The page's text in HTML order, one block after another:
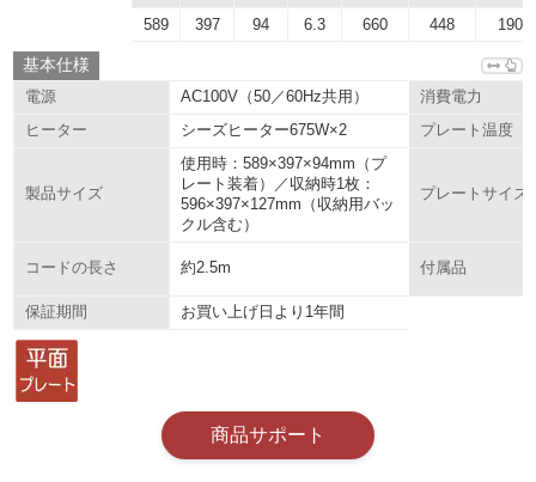
589 397 94 6.3 660 448 190
基本仕様
電源 AC100V（50／60Hz共用）
消費電力
ヒーター
シーズヒーター675W×2 プレート温度
製品サイズ
使用時：589×397×94mm（プ
レート装着）／収納時1枚：
596×397×127mm（収納用バッ
クル含む）
プレートサイズ
コードの長さ 約2.5m 付属品
保証期間 お買い上げ日より1年間
商品サポート